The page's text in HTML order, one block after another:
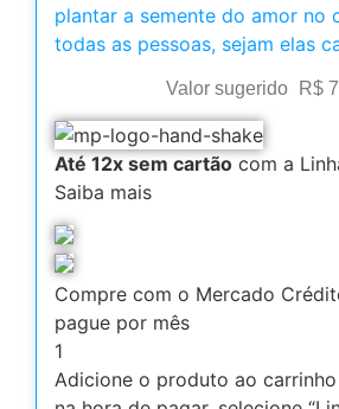
plantar a semente do amor no
todas as pessoas, sejam elas
Valor sugerido R$
Até 12x sem cartão com a
Saiba mais
Compre com o Mercado
pague por mês
1
Adicione o produto ao